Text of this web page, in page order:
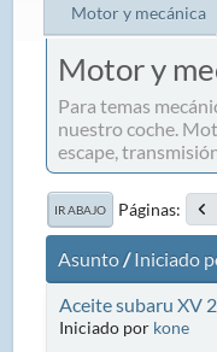
Motor y mecánica
Motor y
Para temas
nuestro coche.
escape,
IR ABAJO Páginas
Asunto/Iniciado
Aceite subaru XV
Iniciado por kone